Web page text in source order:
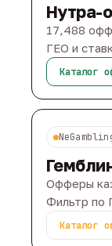
Нутра-
17,488
ГЕО и
Каталог
Офферы
Фильтр по
Каталог